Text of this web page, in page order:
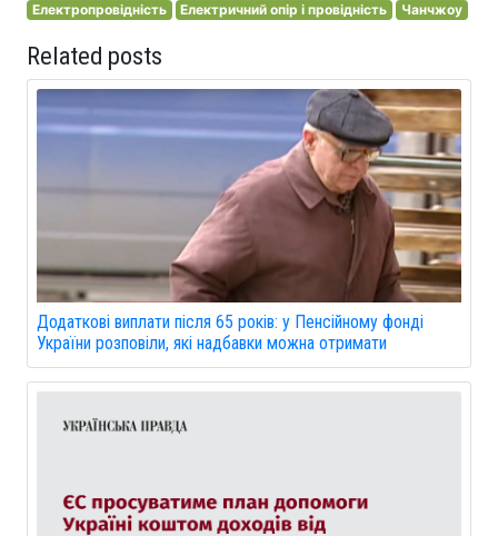
Електропровідність
Електричний опір і провідність Чанчжоу
Related posts
Додаткові виплати після 65 років: у Пенсійному фонді
України розповіли, які надбавки можна отримати